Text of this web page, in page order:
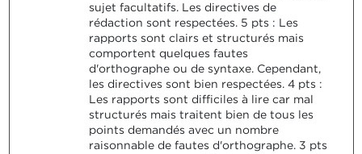
sujet facultatifs. Les directives de
rédaction sont respectées. 5 pts : Les
rapports sont clairs et structurés mais
comportent quelques fautes
d'orthographe ou de syntaxe. Cependant,
les directives sont bien respectées. 4 pts :
Les rapports sont difficiles à lire car mal
structurés mais traitent bien de tous les
points demandés avec un nombre
raisonnable de fautes d'orthographe. 3 pts